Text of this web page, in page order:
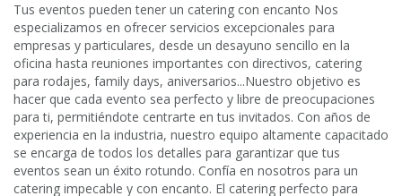
Tus eventos pueden tener un catering con encanto Nos
especializamos en ofrecer servicios excepcionales para
empresas y particulares, desde un desayuno sencillo en la
oficina hasta reuniones importantes con directivos, catering
para rodajes, family days, aniversarios...Nuestro objetivo es
hacer que cada evento sea perfecto y libre de preocupaciones
para ti, permitiéndote centrarte en tus invitados. Con años de
experiencia en la industria, nuestro equipo altamente capacitado
se encarga de todos los detalles para garantizar que tus
eventos sean un éxito rotundo. Confía en nosotros para un
catering impecable y con encanto. El catering perfecto para